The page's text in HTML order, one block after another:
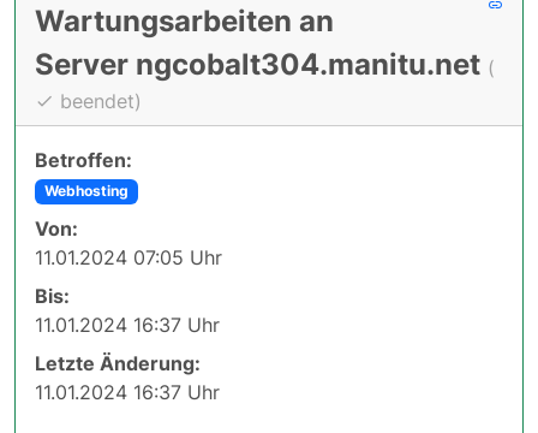
Wartungsarbeiten an
Server ngcobalt304.manitu.net (
beendet)
Betroffen:
Webhosting
Von:
11.01.2024 07:05 Uhr
Bis:
11.01.2024 16:37 Uhr
Letzte Änderung:
11.01.2024 16:37 Uhr